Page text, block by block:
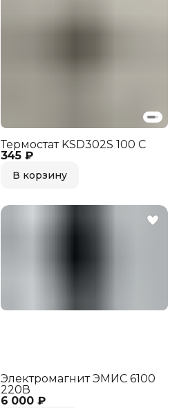
345 ₽
Термостат KSD302S 100 С
В корзину
6 000 ₽
Электромагнит ЭМИС 6100
220В